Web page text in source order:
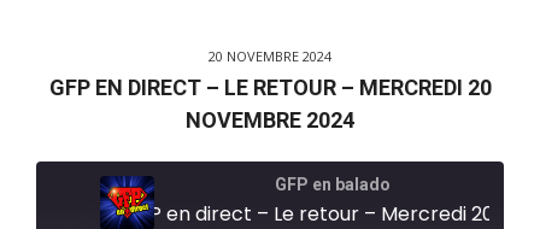
20 NOVEMBRE 2024
GFP EN DIRECT – LE RETOUR – MERCREDI 20
NOVEMBRE 2024
GFP en balado